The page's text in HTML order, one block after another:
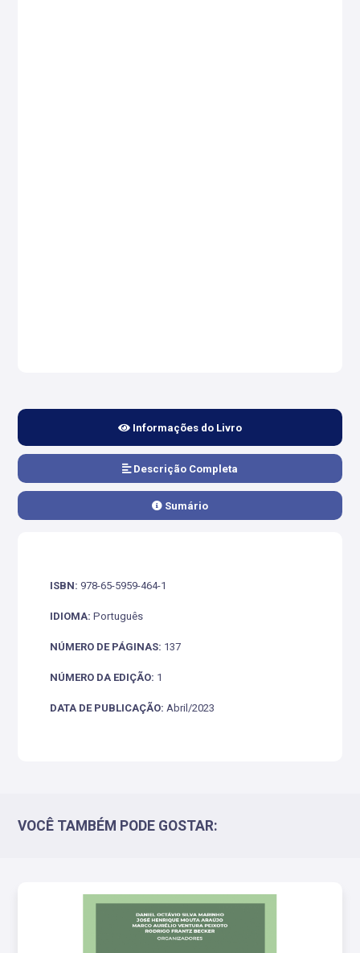
Informações do Livro
Descrição Completa
Sumário
ISBN: 978-65-5959-464-1
IDIOMA: Português
NÚMERO DE PÁGINAS: 137
NÚMERO DA EDIÇÃO: 1
DATA DE PUBLICAÇÃO: Abril/2023
VOCÊ TAMBÉM PODE GOSTAR: